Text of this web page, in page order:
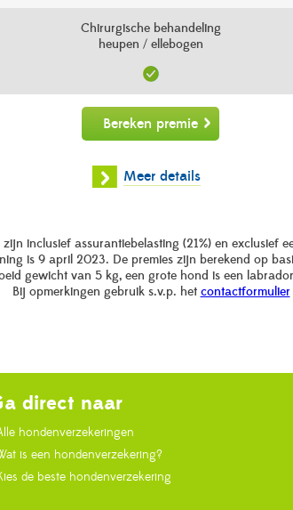
Chirurgische behandeling
heupen / ellebogen
Bereken premie
Meer details
inclusief assurantiebelasting (21%) en exclusief
is 9 april 2023. De premies zijn berekend op
gewicht van 5 kg, een grote hond is een
Bij opmerkingen gebruik s.v.p. het contactformulier
direct naar
hondenverzekeringen
is een hondenverzekering?
de beste hondenverzekering